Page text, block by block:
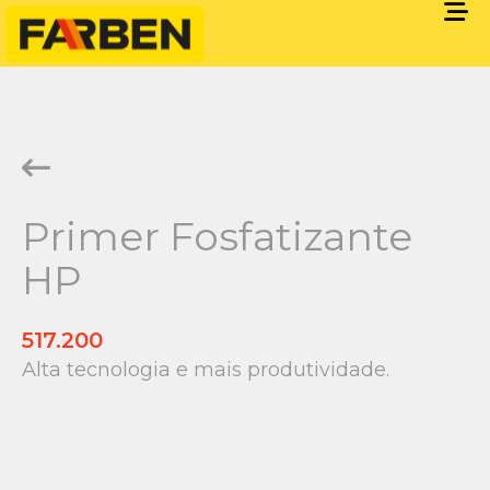
Primer Fosfatizante
HP
517.200
Alta tecnologia e mais produtividade.